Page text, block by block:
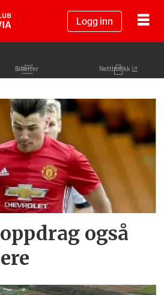
Logg inn
Billetter Nettbutikk
også